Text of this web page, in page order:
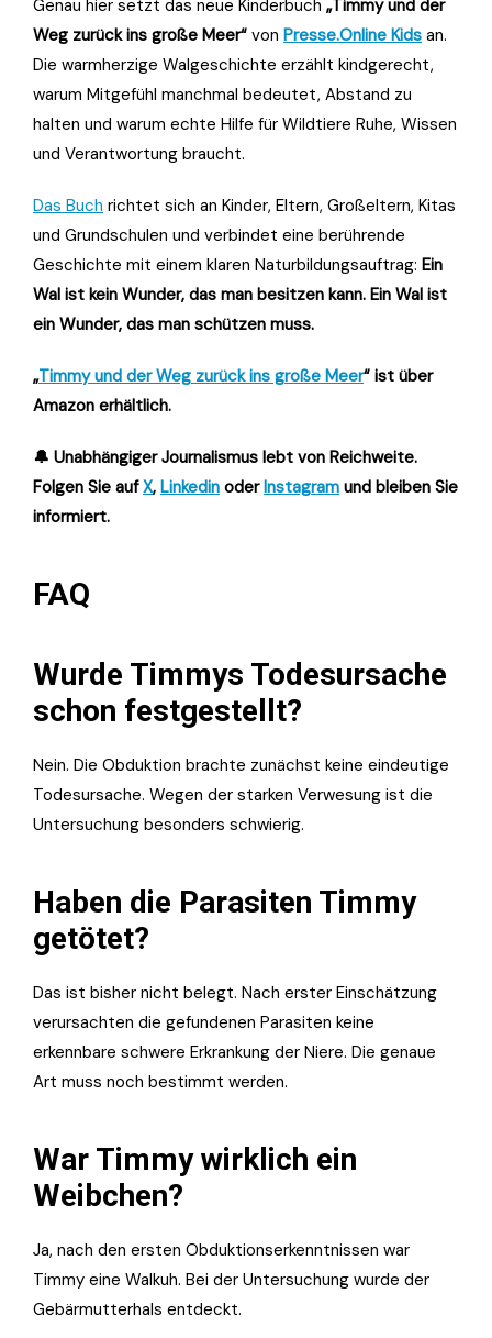
Genau hier setzt das neue Kinderbuch „Timmy und der
Weg zurück ins große Meer“ von Presse.Online Kids an.
Die warmherzige Walgeschichte erzählt kindgerecht,
warum Mitgefühl manchmal bedeutet, Abstand zu
halten und warum echte Hilfe für Wildtiere Ruhe, Wissen
und Verantwortung braucht.
Das Buch richtet sich an Kinder, Eltern, Großeltern, Kitas
und Grundschulen und verbindet eine berührende
Geschichte mit einem klaren Naturbildungsauftrag: Ein
Wal ist kein Wunder, das man besitzen kann. Ein Wal ist
ein Wunder, das man schützen muss.
„Timmy und der Weg zurück ins große Meer“ ist über
Amazon erhältlich.
🔔 Unabhängiger Journalismus lebt von Reichweite.
Folgen Sie aufX, Linkedin oderInstagram und bleiben Sie
informiert.
FAQ
Wurde Timmys Todesursache
schon festgestellt?
Nein. Die Obduktion brachte zunächst keine eindeutige
Todesursache. Wegen der starken Verwesung ist die
Untersuchung besonders schwierig.
Haben die Parasiten Timmy
getötet?
Das ist bisher nicht belegt. Nach erster Einschätzung
verursachten die gefundenen Parasiten keine
erkennbare schwere Erkrankung der Niere. Die genaue
Art muss noch bestimmt werden.
War Timmy wirklich ein
Weibchen?
Ja, nach den ersten Obduktionserkenntnissen war
Timmy eine Walkuh. Bei der Untersuchung wurde der
Gebärmutterhals entdeckt.